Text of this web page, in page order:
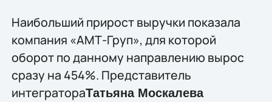
Наибольший прирост выручки показала
компания «АМТ-Груп», для которой
оборот по данному направлению вырос
сразу на 454%. Представитель
интегратораТатьяна Москалева